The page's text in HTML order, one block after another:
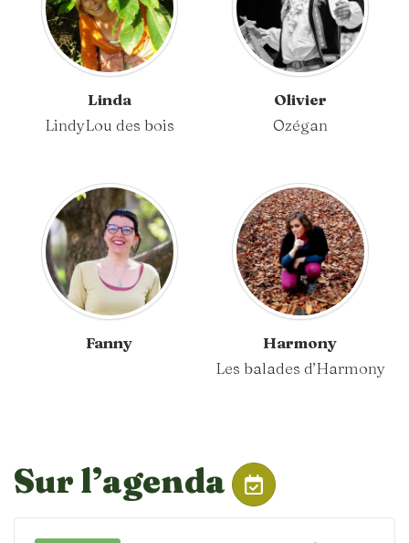
Linda
LindyLou des bois
Olivier
Ozégan
Fanny
Harmony
Les balades d’Harmony
Sur l’agenda